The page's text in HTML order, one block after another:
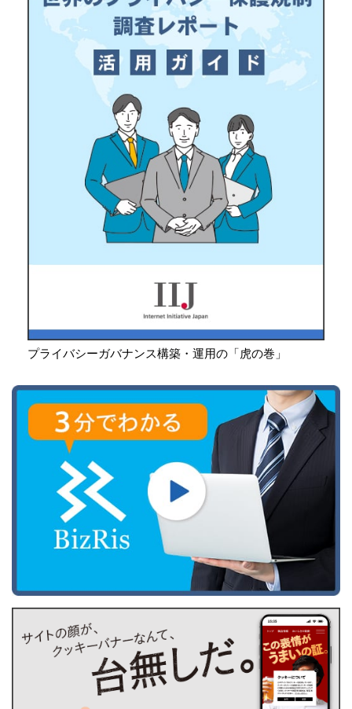
プライバシーガバナンス構築・運用の「虎の巻」